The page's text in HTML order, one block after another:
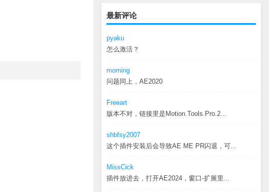
最新评论
pyaku
怎么激活？
moming
问题同上，AE2020
Freeart
版本不对，链接里是Motion.Tools.Pro.2...
shbfsy2007
这个插件安装后会导致AE ME PR闪退，可...
MissCick
插件放进去，打开AE2024，窗口-扩展里...